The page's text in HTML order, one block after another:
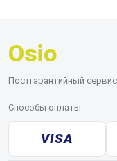
Osio
Постгарантийный
Способы оплаты
VISA